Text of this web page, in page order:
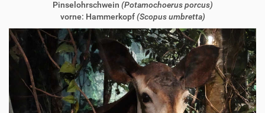
Pinselohrschwein (Potamochoerus porcus)
vorne: Hammerkopf(Scopus umbretta)